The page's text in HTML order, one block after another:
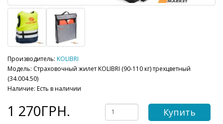
Производитель: KOLIBRI
Модель: Страховочный жилет KOLIBRI (90-110 кг) трехцветный
(34.004.50)
Наличие: Есть в наличии
1 270ГРН. Купить